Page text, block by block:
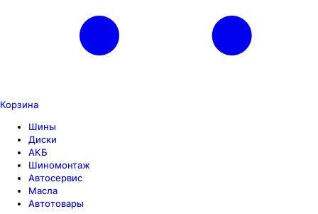
Корзина
Шины
Диски
АКБ
Шиномонтаж
Автосервис
Масла
Автотовары